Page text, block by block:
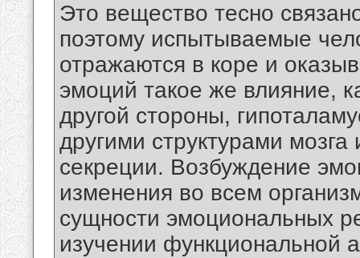
Это вещество тесно
поэтому испытываемые
отражаются в коре и
эмоций такое же влияние,
другой стороны,
другими структурами
секреции. Возбуждение
изменения во всем
сущности эмоциональных
изучении функциональной